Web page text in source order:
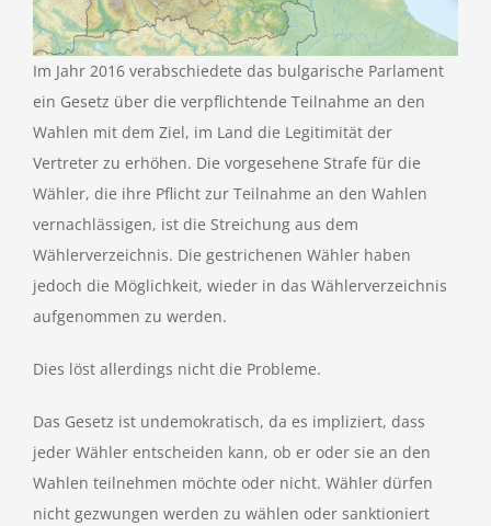
Im Jahr 2016 verabschiedete das bulgarische Parlament
ein Gesetz über die verpflichtende Teilnahme an den
Wahlen mit dem Ziel, im Land die Legitimität der
Vertreter zu erhöhen. Die vorgesehene Strafe für die
Wähler, die ihre Pflicht zur Teilnahme an den Wahlen
vernachlässigen, ist die Streichung aus dem
Wählerverzeichnis. Die gestrichenen Wähler haben
jedoch die Möglichkeit, wieder in das Wählerverzeichnis
aufgenommen zu werden.
Dies löst allerdings nicht die Probleme.
Das Gesetz ist undemokratisch, da es impliziert, dass
jeder Wähler entscheiden kann, ob er oder sie an den
Wahlen teilnehmen möchte oder nicht. Wähler dürfen
nicht gezwungen werden zu wählen oder sanktioniert